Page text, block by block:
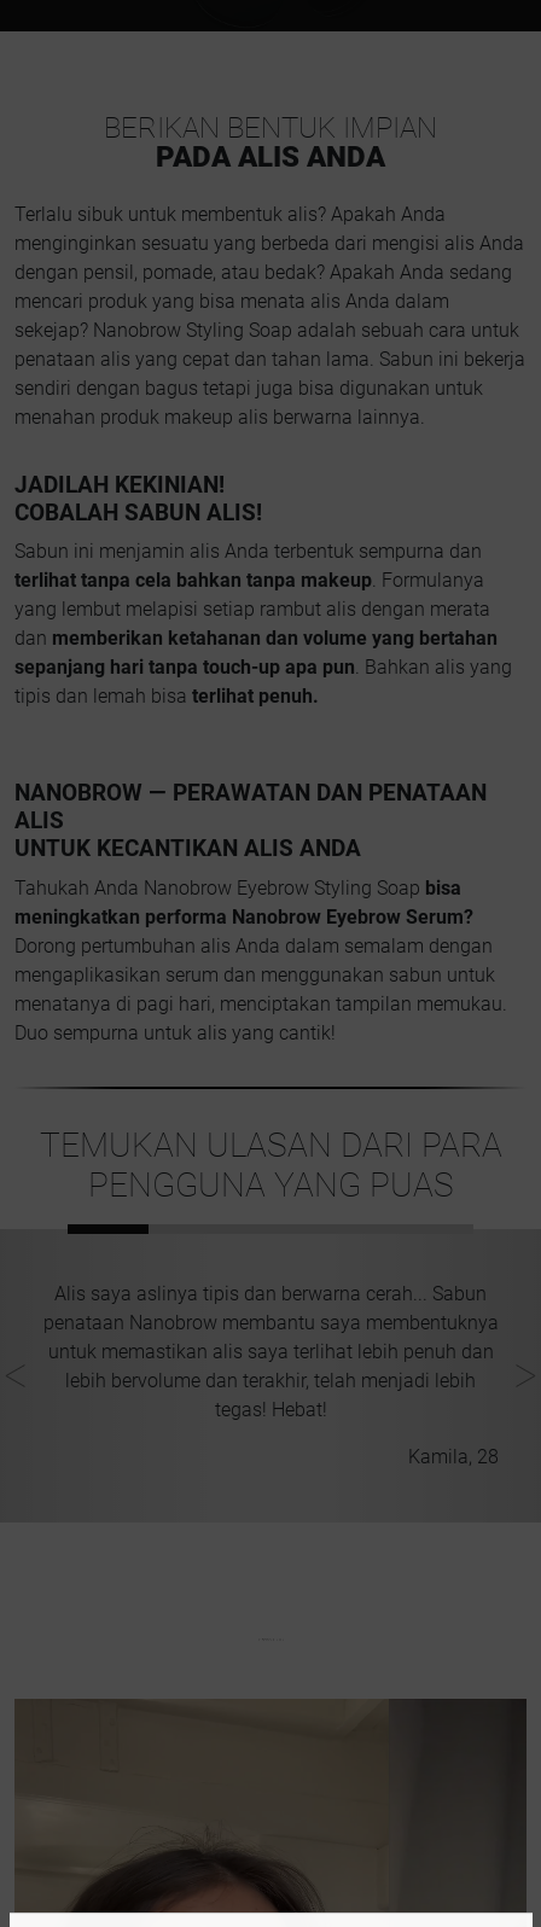
BERIKAN BENTUK IMPIAN
PADA ALIS ANDA
Terlalu sibuk untuk membentuk alis? Apakah Anda
menginginkan sesuatu yang berbeda dari mengisi alis Anda
dengan pensil, pomade, atau bedak? Apakah Anda sedang
mencari produk yang bisa menata alis Anda dalam
sekejap? Nanobrow Styling Soap adalah sebuah cara untuk
penataan alis yang cepat dan tahan lama. Sabun ini bekerja
sendiri dengan bagus tetapi juga bisa digunakan untuk
menahan produk makeup alis berwarna lainnya.
JADILAH KEKINIAN!
COBALAH SABUN ALIS!
Sabun ini menjamin alis Anda terbentuk sempurna dan
terlihat tanpa cela bahkan tanpa makeup. Formulanya
yang lembut melapisi setiap rambut alis dengan merata
dan memberikan ketahanan dan volume yang bertahan
sepanjang hari tanpa touch-up apa pun. Bahkan alis yang
tipis dan lemah bisa terlihat penuh.
NANOBROW — PERAWATAN DAN PENATAAN
ALIS
UNTUK KECANTIKAN ALIS ANDA
Tahukah Anda Nanobrow Eyebrow Styling Soap bisa
meningkatkan performa Nanobrow Eyebrow Serum?
Dorong pertumbuhan alis Anda dalam semalam dengan
mengaplikasikan serum dan menggunakan sabun untuk
menatanya di pagi hari, menciptakan tampilan memukau.
Duo sempurna untuk alis yang cantik!
TEMUKAN ULASAN DARI PARA
PENGGUNA YANG PUAS
Alis saya aslinya tipis dan berwarna cerah... Sabun
penataan Nanobrow membantu saya membentuknya
untuk memastikan alis saya terlihat lebih penuh dan
lebih bervolume dan terakhir, telah menjadi lebih
tegas! Hebat!
Kamila, 28